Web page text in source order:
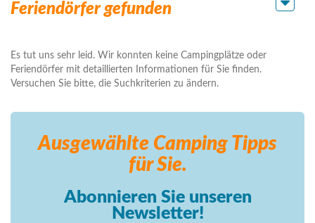
Feriendörfer gefunden
Es tut uns sehr leid. Wir konnten keine Campingplätze oder
Feriendörfer mit detaillierten Informationen für Sie finden.
Versuchen Sie bitte, die Suchkriterien zu ändern.
Ausgewählte Camping Tipps
für Sie.
Abonnieren Sie unseren
Newsletter!